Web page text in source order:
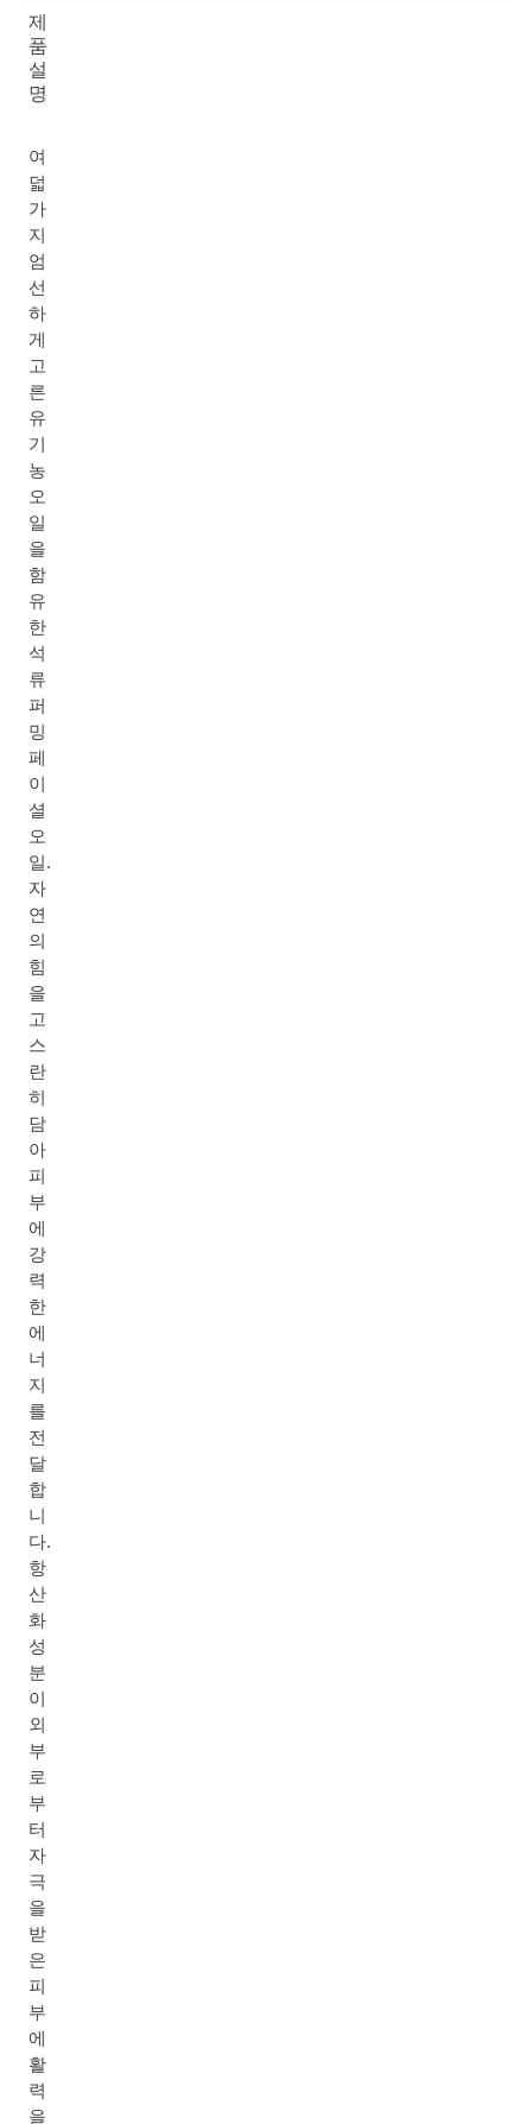
제
품
설
명
여
덟
가
지
엄
선
하
게
고
른
유
기
농
오
일
을
함
유
한
석
류
퍼
밍
페
이
셜
오
일.
자
연
의
힘
을
고
스
란
히
담
아
피
부
에
강
력
한
에
너
지
를
전
달
합
니
다.
항
산
화
성
분
이
외
부
로
부
터
자
극
을
받
은
피
부
에
활
력
을